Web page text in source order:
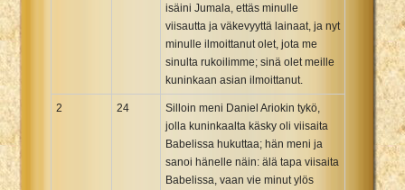
isäini Jumala, ettäs minulle
viisautta ja väkevyyttä lainaat, ja nyt
minulle ilmoittanut olet, jota me
sinulta rukoilimme; sinä olet meille
kuninkaan asian ilmoittanut.
2 24
Silloin meni Daniel Ariokin tykö,
jolla kuninkaalta käsky oli viisaita
Babelissa hukuttaa; hän meni ja
sanoi hänelle näin: älä tapa viisaita
Babelissa, vaan vie minut ylös